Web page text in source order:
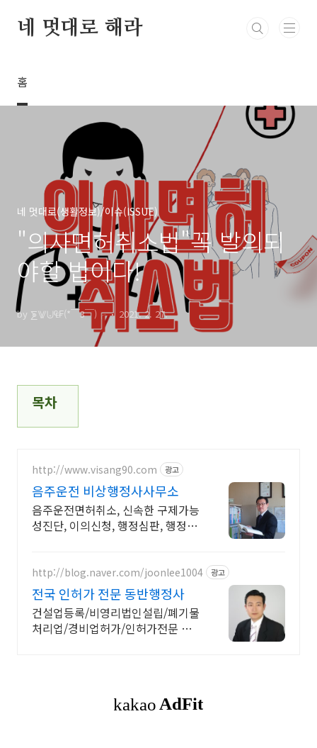
네 멋대로 해라
홈
네 멋대로(생활정보)/이슈(ISSUE)
"의사면허취소법"꼭 발의되
야할 법이다!
by ⨊⨈⨄₠₣(*￣3￣)╭ 2021. 2. 27.
목차
http://www.visang90.com 광고
음주운전 비상행정사사무소
음주운전면허취소, 신속한 구제가능
성진단, 이의신청, 행정심판, 행정사
http://blog.naver.com/joonlee1004 광고
전국 인허가 전문 동반행정사
건설업등록/비영리법인설립/폐기물
처리업/경비업허가/인허가전문 면